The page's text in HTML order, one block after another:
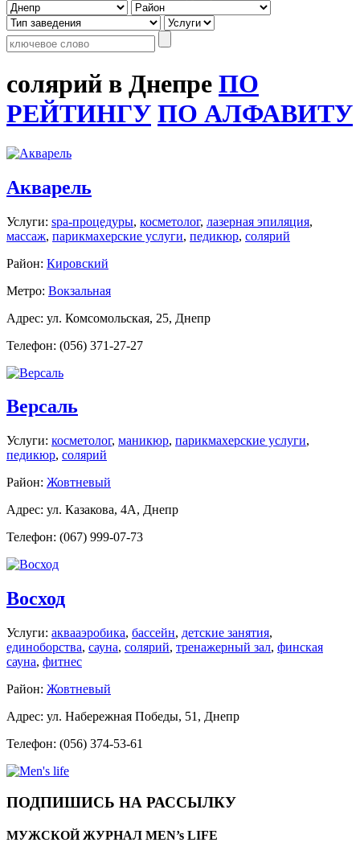
солярий в Днепре ПО
РЕЙТИНГУ ПО АЛФАВИТУ
Акварель
Услуги: spa-процедуры, косметолог, лазерная эпиляция,
массаж, парикмахерские услуги, педикюр, солярий
Район: Кировский
Метро: Вокзальная
Адрес: ул. Комсомольская, 25, Днепр
Телефон: (056) 371-27-27
Версаль
Услуги: косметолог, маникюр, парикмахерские услуги,
педикюр, солярий
Район: Жовтневый
Адрес: ул. Казакова, 4А, Днепр
Телефон: (067) 999-07-73
Восход
Услуги: аквааэробика, бассейн, детские занятия,
единоборства, сауна, солярий, тренажерный зал, финская
сауна, фитнес
Район: Жовтневый
Адрес: ул. Набережная Победы, 51, Днепр
Телефон: (056) 374-53-61
ПОДПИШИСЬ НА РАССЫЛКУ
МУЖСКОЙ ЖУРНАЛ MEN’s LIFE